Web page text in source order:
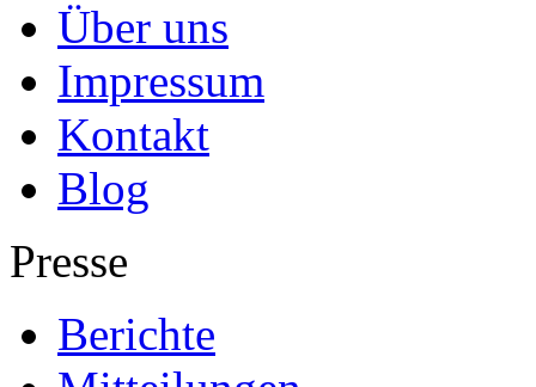
Über uns
Impressum
Kontakt
Blog
Presse
Berichte